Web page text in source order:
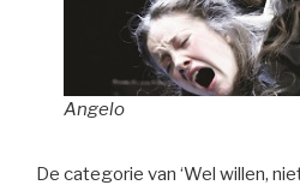
Angelo
De categorie van ‘Wel willen,